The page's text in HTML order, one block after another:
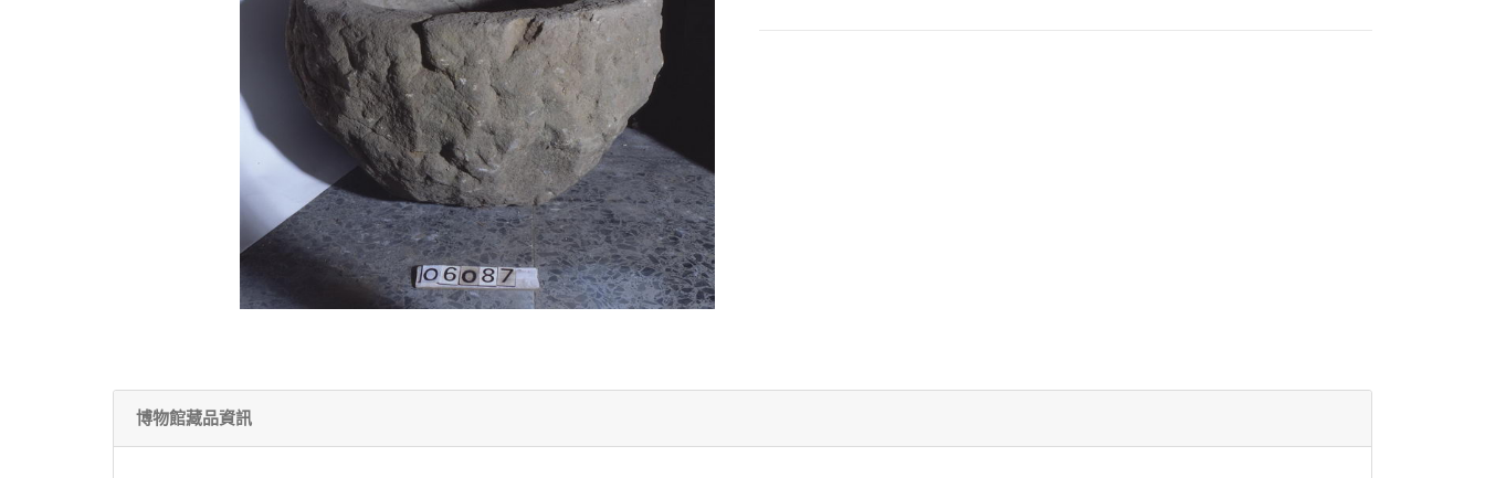
博物館藏品資訊